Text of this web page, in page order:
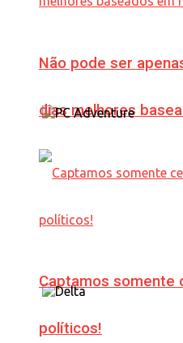
Não pode ser
dias melhores
Captamos somente
políticos!